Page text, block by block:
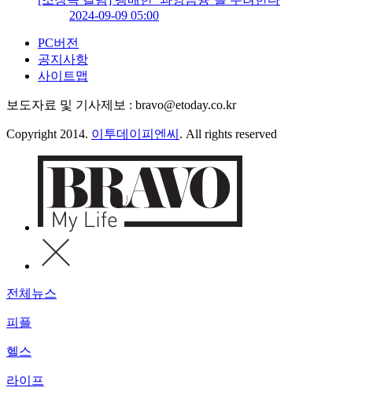
2024-09-09 05:00
PC버전
공지사항
사이트맵
보도자료 및 기사제보 : bravo@etoday.co.kr
Copyright 2014. 이투데이피엔씨 . All rights reserved
전체뉴스
피플
헬스
라이프